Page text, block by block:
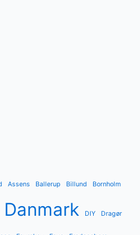
Assens Ballerup Billund Bornholm
Danmark DIY Dragør